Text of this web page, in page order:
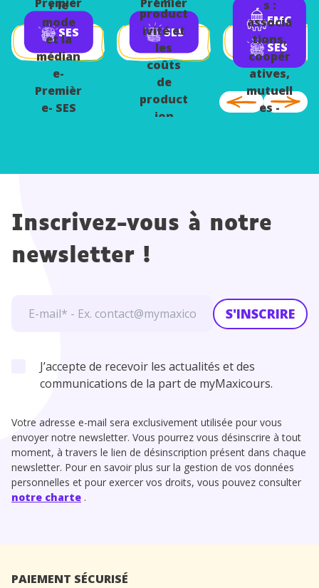
e- SES
SES
r le
mode
et la
médian
e-
Premièr
e- SES
e- SES
SES
product
ivité et
les
coûts
de
product
ion
e- SES
EMC
SES
s :
associa
tions,
coopér
atives,
mutuell
es -
Inscrivez-vous à notre
newsletter !
S'INSCRIRE
J’accepte de recevoir les actualités et des
communications de la part de myMaxicours.
Votre adresse e-mail sera exclusivement utilisée pour vous
envoyer notre newsletter. Vous pourrez vous désinscrire à tout
moment, à travers le lien de désinscription présent dans chaque
newsletter. Pour en savoir plus sur la gestion de vos données
personnelles et pour exercer vos droits, vous pouvez consulter
notre charte .
PAIEMENT SÉCURISÉ